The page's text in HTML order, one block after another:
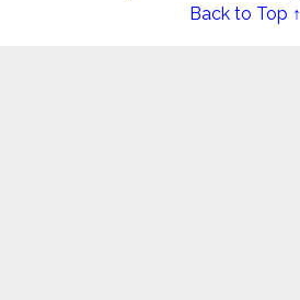
Back to Top ↑